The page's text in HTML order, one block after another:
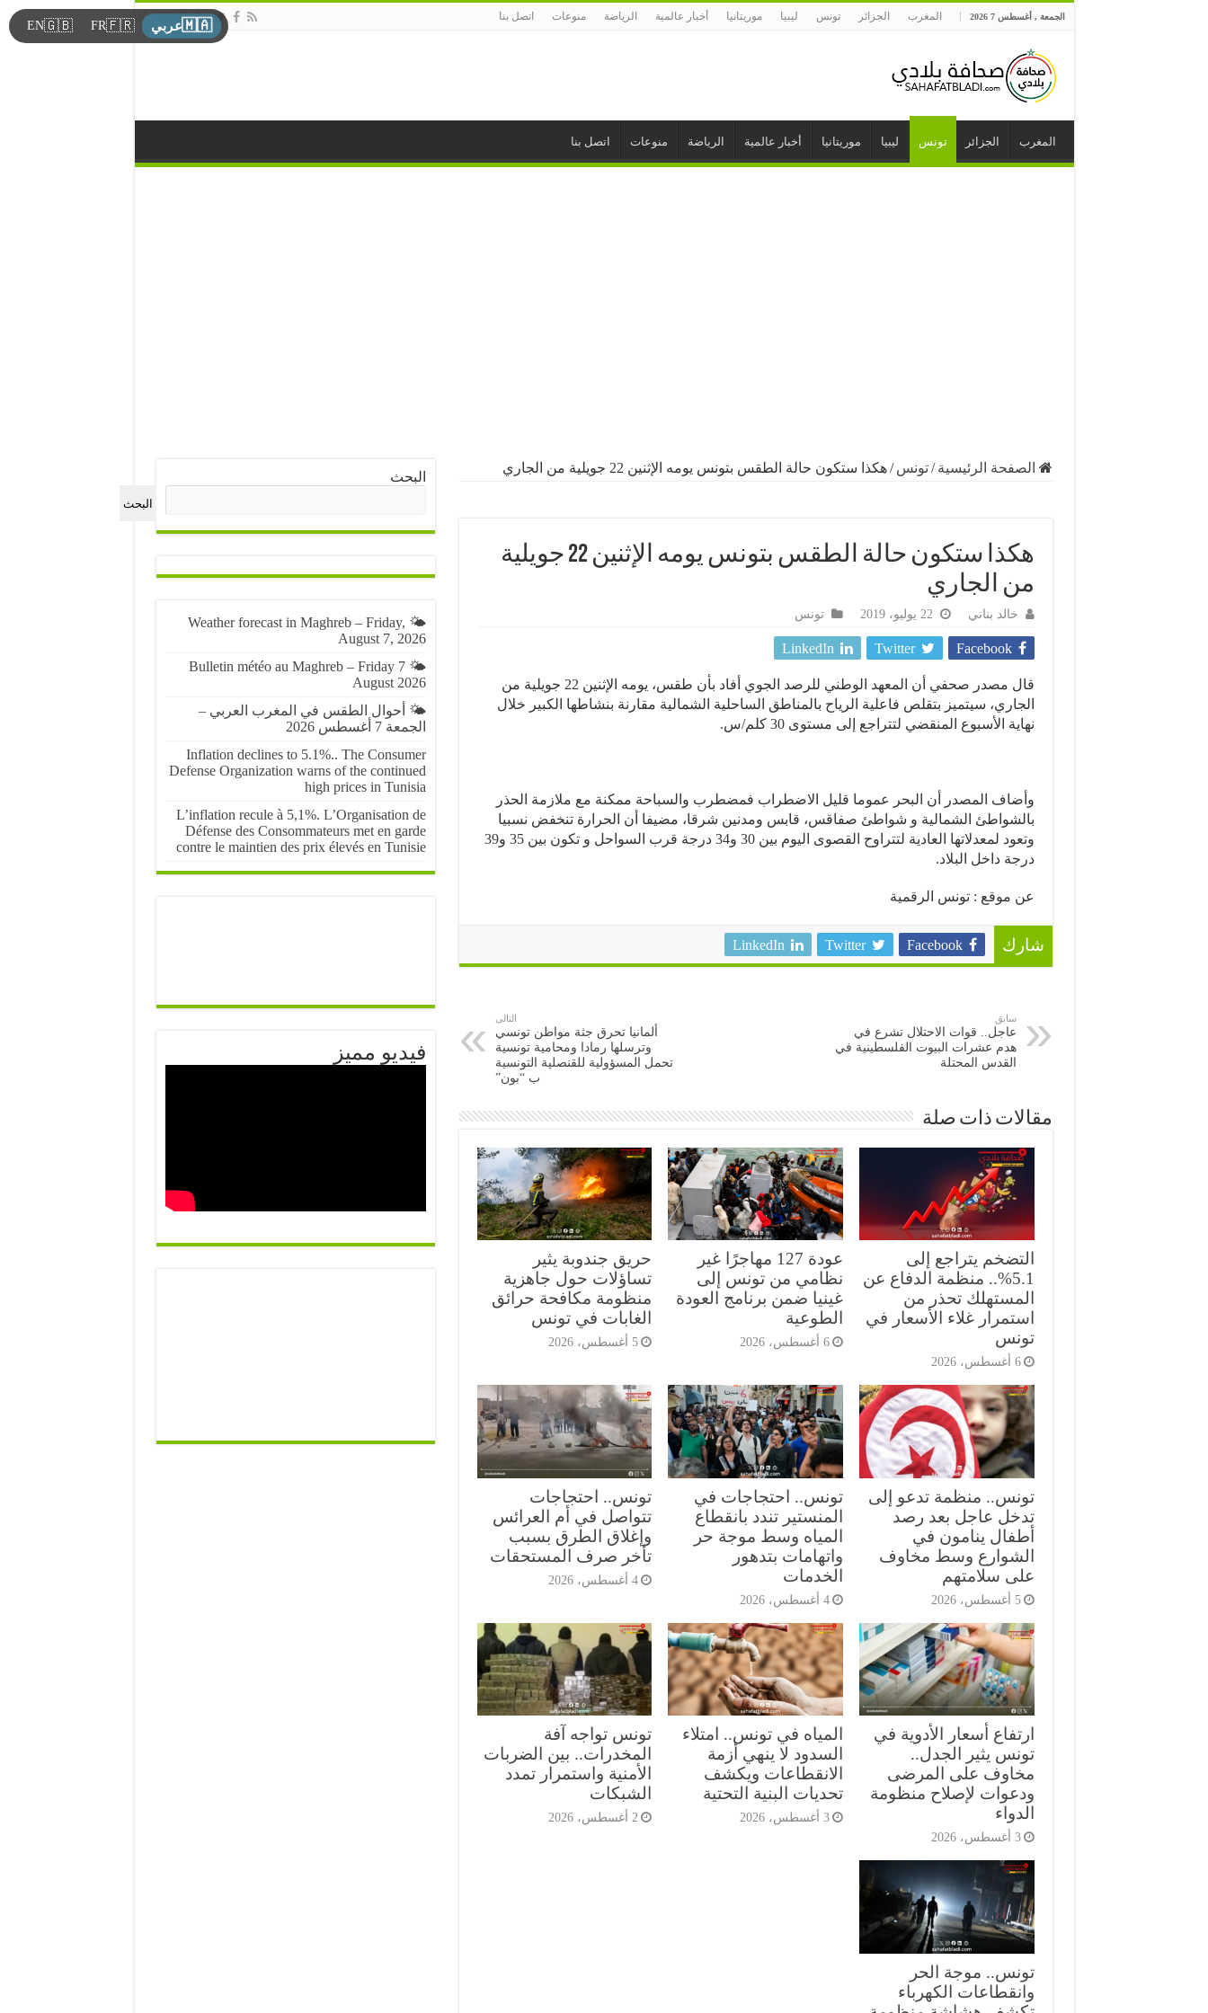
الجمعة , أغسطس 7 2026 المغرب الجزائر تونس ليبيا موريتانيا أخبار عالمية الرياضة منوعات اتصل بنا
المغرب الجزائر تونس ليبيا موريتانيا أخبار عالمية الرياضة منوعات اتصل بنا
الصفحة الرئيسية / تونس / هكذا ستكون حالة الطقس بتونس يومه الإثنين 22 جويلية من الجاري
هكذا ستكون حالة الطقس بتونس يومه الإثنين 22 جويلية
من الجاري
خالد بناني 22 يوليو، 2019 تونس
Facebook
Twitter
LinkedIn
قال مصدر صحفي أن المعهد الوطني للرصد الجوي أفاد بأن طقس، يومه الإثنين 22 جويلية من
الجاري، سيتميز بتقلص فاعلية الرياح بالمناطق الساحلية الشمالية مقارنة بنشاطها الكبير خلال
نهاية الأسبوع المنقضي لتتراجع إلى مستوى 30 كلم/س.
وأضاف المصدر أن البحر عموما قليل الاضطراب فمضطرب والسباحة ممكنة مع ملازمة الحذر
بالشواطئ الشمالية و شواطئ صفاقس، قابس ومدنين شرقا، مضيفا أن الحرارة تنخفض نسبيا
وتعود لمعدلاتها العادية لتتراوح القصوى اليوم بين 30 و34 درجة قرب السواحل و تكون بين 35 و39
درجة داخل البلاد.
عن موقع : تونس الرقمية
شارك Facebook
Twitter
LinkedIn
سابق
عاجل.. قوات الاحتلال تشرع في
هدم عشرات البيوت الفلسطينية في
القدس المحتلة
التالى
ألمانيا تحرق جثة مواطن تونسي
وترسلها رمادا ومحامية تونسية
تحمل المسؤولية للقنصلية التونسية
ب “بون”
مقالات ذات صلة
التضخم يتراجع إلى
5.1%.. منظمة الدفاع عن
المستهلك تحذر من
استمرار غلاء الأسعار في
تونس
6 أغسطس، 2026
عودة 127 مهاجرًا غير
نظامي من تونس إلى
غينيا ضمن برنامج العودة
الطوعية
6 أغسطس، 2026
حريق جندوبة يثير
تساؤلات حول جاهزية
منظومة مكافحة حرائق
الغابات في تونس
5 أغسطس، 2026
تونس.. منظمة تدعو إلى
تدخل عاجل بعد رصد
أطفال ينامون في
الشوارع وسط مخاوف
على سلامتهم
5 أغسطس، 2026
تونس.. احتجاجات في
المنستير تندد بانقطاع
المياه وسط موجة حر
واتهامات بتدهور
الخدمات
4 أغسطس، 2026
تونس.. احتجاجات
تتواصل في أم العرائس
وإغلاق الطرق بسبب
تأخر صرف المستحقات
4 أغسطس، 2026
ارتفاع أسعار الأدوية في
تونس يثير الجدل..
مخاوف على المرضى
ودعوات لإصلاح منظومة
الدواء
3 أغسطس، 2026
المياه في تونس.. امتلاء
السدود لا ينهي أزمة
الانقطاعات ويكشف
تحديات البنية التحتية
3 أغسطس، 2026
تونس تواجه آفة
المخدرات.. بين الضربات
الأمنية واستمرار تمدد
الشبكات
2 أغسطس، 2026
تونس.. موجة الحر
وانقطاعات الكهرباء
البحث
البحث
🌤️ Weather forecast in Maghreb – Friday,
August 7, 2026
🌤️ Bulletin météo au Maghreb – Friday 7
August 2026
🌤️ أحوال الطقس في المغرب العربي –
الجمعة 7 أغسطس 2026
Inflation declines to 5.1%.. The Consumer
Defense Organization warns of the continued
high prices in Tunisia
L’inflation recule à 5,1%. L’Organisation de
Défense des Consommateurs met en garde
contre le maintien des prix élevés en Tunisie
فيديو مميز
🇲🇦عربي 🇫🇷
FR
🇬🇧
EN